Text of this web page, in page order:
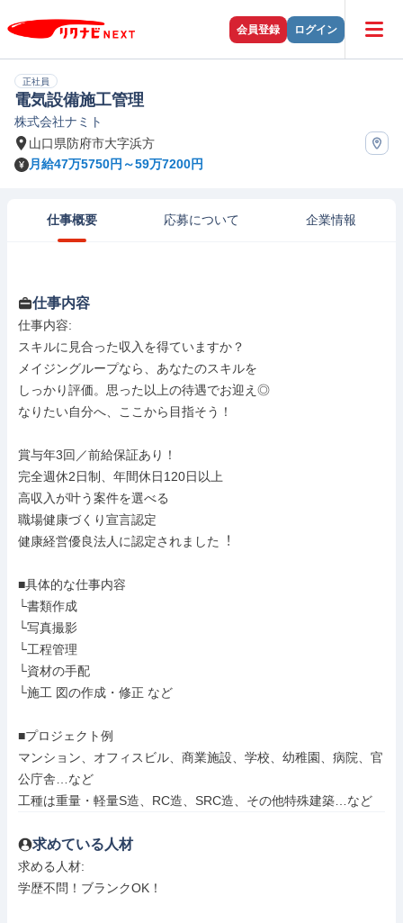
会員登録 ログイン
正社員
電気設備施工管理
株式会社ナミト
山口県防府市大字浜方
月給47万5750円～59万7200円
仕事概要 応募について 企業情報
仕事内容
仕事内容:
スキルに見合った収入を得ていますか？
メイジングループなら、あなたのスキルを
しっかり評価。思った以上の待遇でお迎え◎
なりたい自分へ、ここから目指そう！
賞与年3回／前給保証あり！
完全週休2日制、年間休日120日以上
高収入が叶う案件を選べる
職場健康づくり宣言認定
健康経営優良法⼈に認定されました︕
■具体的な仕事内容
└書類作成
└写真撮影
└工程管理
└資材の手配
└施工 図の作成・修正 など
■プロジェクト例
マンション、オフィスビル、商業施設、学校、幼稚園、病院、官
公庁舎…など
工種は重量・軽量S造、RC造、SRC造、その他特殊建築…など
求めている人材
求める人材:
学歴不問！ブランクOK！